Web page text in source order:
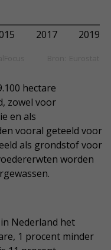
hectare
zowel voor
en als
vooral geteeld voor
als grondstof voor
worden
Nederland het
1 procent minder